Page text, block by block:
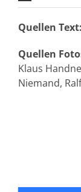
Quellen Text:
Quellen
Klaus
Niemand,